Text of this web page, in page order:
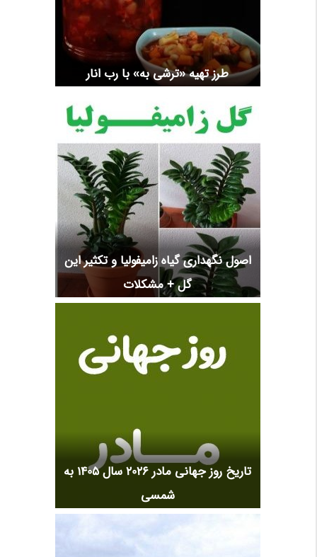
طرز تهیه «ترشی به» با رب انار
اصول نگهداری گیاه زامیفولیا و تکثیر این
گل + مشکلات
تاریخ روز جهانی مادر 2026 سال 1405 به
شمسی